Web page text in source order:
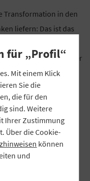
Transformation in den
liefern: Das ist das
am Mittwoch, 19.
Beilngries. Veranstalter
(GVB) in Kooperation
(ABG). Um
Veranstaltung
treiben die
Biodiversität mit der
praktisch in den
Take-Aways einer
Informationen und
für „Profil“
Mit einem Klick
Sie die
die für den
sind. Weitere
Ihrer Zustimmung
Über die Cookie-
können
und